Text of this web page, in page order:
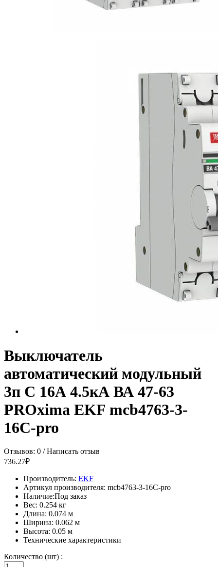
Выключатель
автоматический модульный
3п C 16А 4.5кА ВА 47-63
PROxima EKF mcb4763-3-
16C-pro
Отзывов: 0 /Написать отзыв
736.27₽
Производитель: EKF
Артикул производителя: mcb4763-3-16C-pro
Наличие:Под заказ
Вес: 0.254 кг
Длина: 0.074 м
Ширина: 0.062 м
Высота: 0.05 м
Технические характеристики
Количество (шт) :